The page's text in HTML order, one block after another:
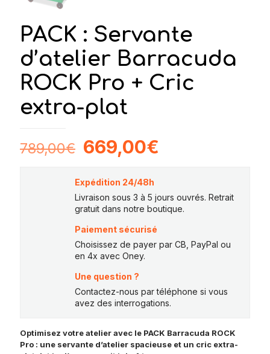
PACK : Servante
d’atelier Barracuda
ROCK Pro + Cric
extra-plat
789,00€ Le
initial
était :
789,00€.
669,00€
est :
669,00€.
Expédition 24/48h
Livraison sous 3 à 5 jours ouvrés. Retrait
gratuit dans notre boutique.
Paiement sécurisé
Choisissez de payer par CB, PayPal ou
en 4x avec Oney.
Une question ?
Contactez-nous par téléphone si vous
avez des interrogations.
Optimisez votre atelier avec le PACK Barracuda ROCK
Pro : une servante d’atelier spacieuse et un cric extra-